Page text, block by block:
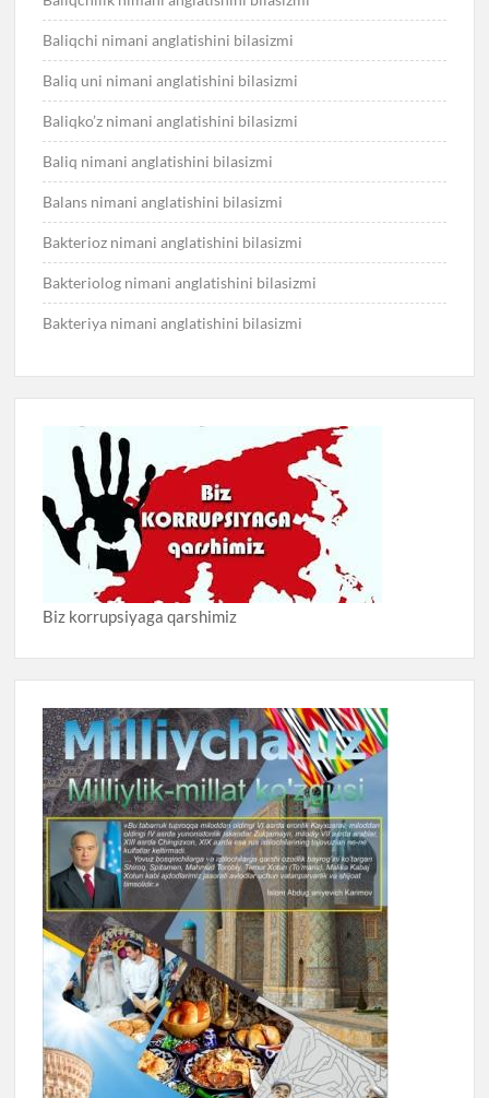
Baliqchi nimani anglatishini bilasizmi
Baliq uni nimani anglatishini bilasizmi
Baliqko’z nimani anglatishini bilasizmi
Baliq nimani anglatishini bilasizmi
Balans nimani anglatishini bilasizmi
Bakterioz nimani anglatishini bilasizmi
Bakteriolog nimani anglatishini bilasizmi
Bakteriya nimani anglatishini bilasizmi
Biz korrupsiyaga qarshimiz